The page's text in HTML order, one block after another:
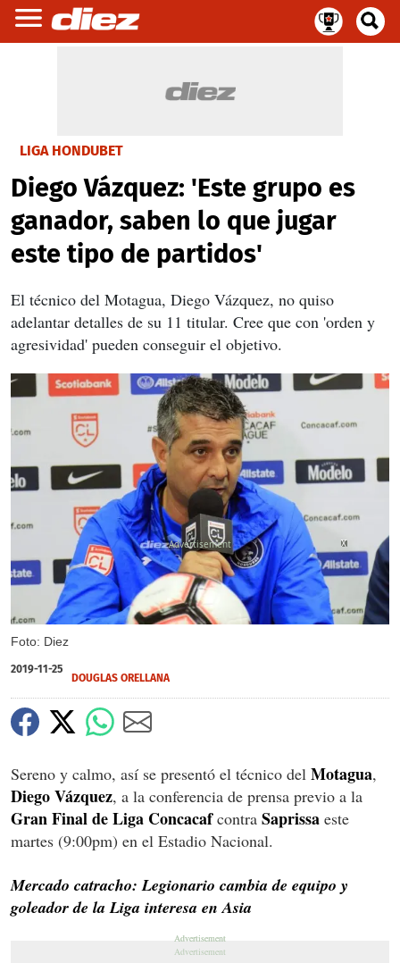
LIGA HONDUBET
Diego Vázquez: 'Este grupo es
ganador, saben lo que jugar
este tipo de partidos'
El técnico del Motagua, Diego Vázquez, no quiso
adelantar detalles de su 11 titular. Cree que con 'orden y
agresividad' pueden conseguir el objetivo.
Foto: Diez
X
X
X
2019-11-25
DOUGLAS ORELLANA
Sereno y calmo, así se presentó el técnico del Motagua,
Diego Vázquez, a la conferencia de prensa previo a la
Gran Final de Liga Concacafcontra Saprissa este
martes (9:00pm) en el Estadio Nacional.
Mercado catracho: Legionario cambia de equipo y
goleador de la Liga interesa en Asia